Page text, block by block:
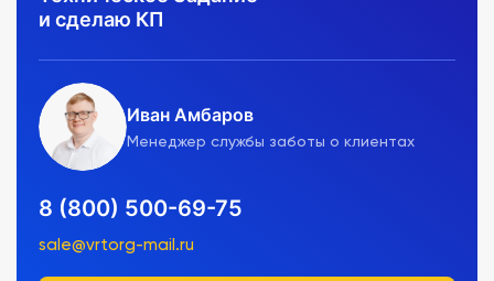
и сделаю КП
Иван Амбаров
Менеджер службы заботы о клиентах
8 (800) 500-69-75
sale@vrtorg-mail.ru